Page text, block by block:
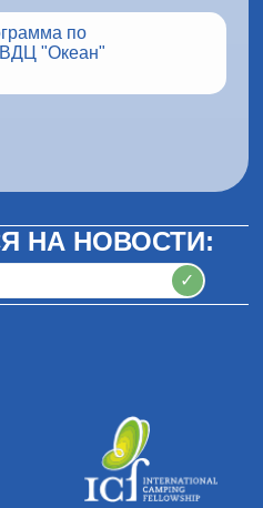
по
ВДЦ "Океан"
НА НОВОСТИ:
✓